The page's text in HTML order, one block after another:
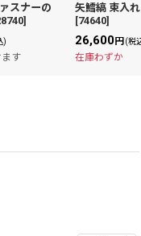
スナーの
]
)
ます
矢鱈縞 束入
[74640]
26,600円 (税
在庫わずか